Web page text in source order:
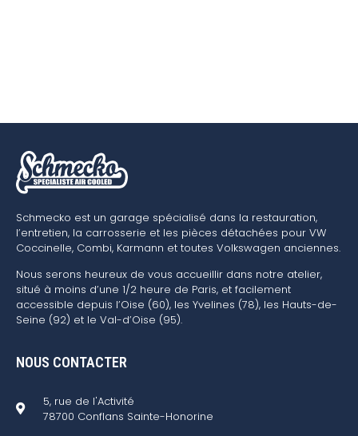
Schmecko est un garage spécialisé dans la restauration,
l’entretien, la carrosserie et les pièces détachées pour VW
Coccinelle, Combi, Karmann et toutes Volkswagen anciennes.
Nous serons heureux de vous accueillir dans notre atelier,
situé à moins d’une 1/2 heure de Paris, et facilement
accessible depuis l’Oise (60), les Yvelines (78), les Hauts-de-
Seine (92) et le Val-d’Oise (95).
NOUS CONTACTER
5, rue de l'Activité
78700 Conflans Sainte-Honorine